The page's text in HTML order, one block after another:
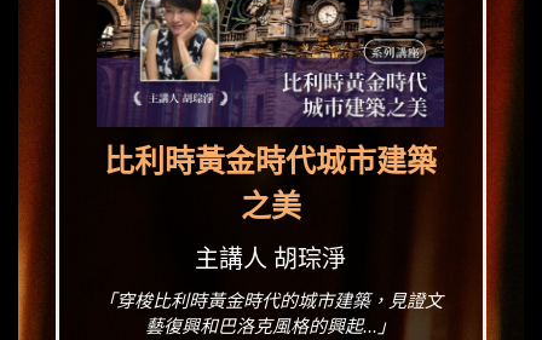
比利時黃金時代城市建築
之美
主講人 胡琮淨
「穿梭比利時黃金時代的城市建築，見證文
藝復興和巴洛克風格的興起...」